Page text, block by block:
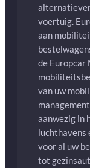
voertuig.
aan
de Europcar
van uw
aanwezig in
luchthavens
voor al uw
tot